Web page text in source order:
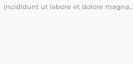
incididunt ut labore et dolore magna...